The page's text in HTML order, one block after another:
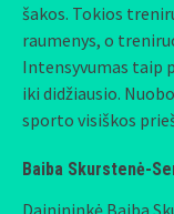
šakos. Tokios
raumenys, o
Intensyvumas taip
iki didžiausio.
sporto visiškos
Baiba Skurstenė-